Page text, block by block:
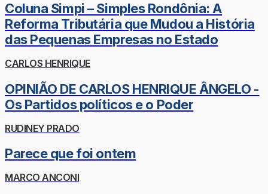
Coluna Simpi – Simples Rondônia: A
Reforma Tributária que Mudou a História
das Pequenas Empresas no Estado
CARLOS HENRIQUE
OPINIÃO DE CARLOS HENRIQUE ÂNGELO -
Os Partidos políticos e o Poder
RUDINEY PRADO
Parece que foi ontem
MARCO ANCONI